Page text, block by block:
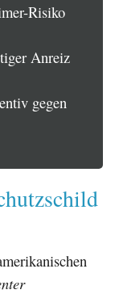
Risiko
Anreiz
gegen